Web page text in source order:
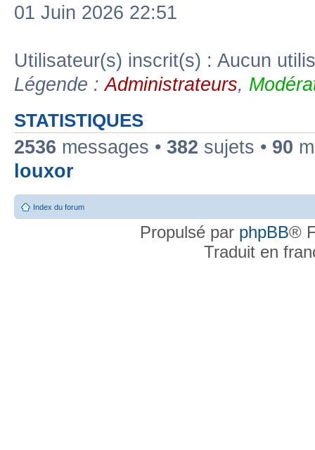
01 Juin 2026 22:51
Utilisateur(s) inscrit(s) : Aucun
Légende :Administrateurs,
STATISTIQUES
2536 messages • 382 sujets • 90
louxor
Index du forum
Propulsé par phpBB®
Traduit en